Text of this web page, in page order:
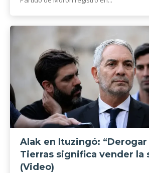
Alak en Ituzingó: “Derogar
Tierras significa vender la
(Video)